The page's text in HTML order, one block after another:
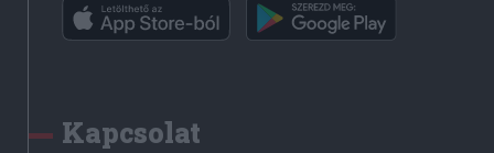
Kapcsolat